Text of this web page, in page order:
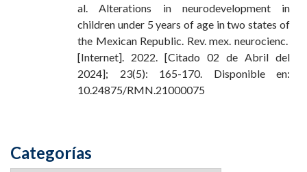
al.Alterations in neurodevelopment in
children under 5 years of age in two states of
the Mexican Republic. Rev. mex. neurocienc.
[Internet]. 2022. [Citado 02 de Abril del
2024]; 23(5): 165-170. Disponible en:
10.24875/RMN.21000075
Categorías